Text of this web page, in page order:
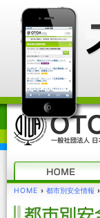
HOME › 都市別安全情報 ›